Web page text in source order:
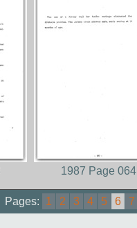
1987 Page 064
Pages: 1 2 3 4 5 6 7